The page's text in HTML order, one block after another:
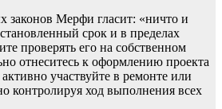
законов Мерфи гласит: «ничто и
срок и в пределах
проверять его на собственном
отнеситесь к оформлению проекта
участвуйте в ремонте или
контролируя ход выполнения всех